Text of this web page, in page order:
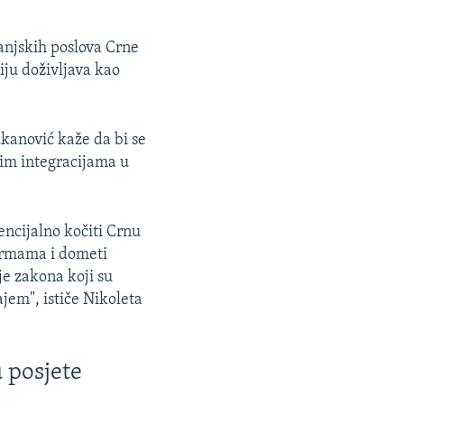
poslova Crne
doživljava kao
kaže da bi se
integracijama u
kočiti Crnu
i dometi
zakona koji su
ističe Nikoleta